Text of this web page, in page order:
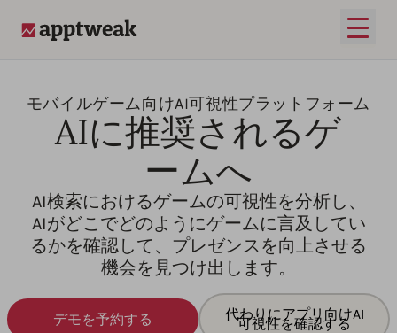
メイ
モバイルゲーム向けAI可視性プラットフォーム
AIに推奨されるゲ
ームへ
AI検索におけるゲームの可視性を分析し、
AIがどこでどのようにゲームに言及してい
るかを確認して、プレゼンスを向上させる
機会を見つけ出します。
デモを予約する 代わりにアプリ向けAI
可視性を確認する